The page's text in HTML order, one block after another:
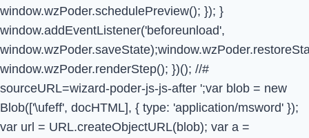
window.wzPoder.schedulePreview(); }); }
window.addEventListener('beforeunload',
window.wzPoder.renderStep(); })(); //#
sourceURL=wizard-poder-js-js-after ';var blob = new
Blob(['\ufeff', docHTML], { type: 'application/msword' });
var url = URL.createObjectURL(blob); var a =